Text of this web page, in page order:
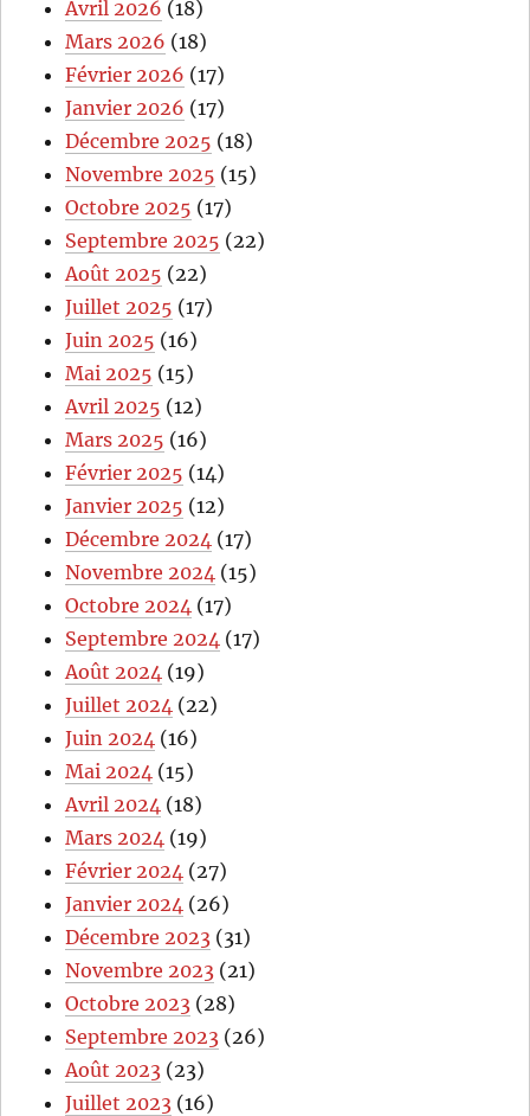
Avril 2026 (18)
Mars 2026 (18)
Février 2026 (17)
Janvier 2026 (17)
Décembre 2025 (18)
Novembre 2025 (15)
Octobre 2025 (17)
Septembre 2025 (22)
Août 2025 (22)
Juillet 2025 (17)
Juin 2025 (16)
Mai 2025 (15)
Avril 2025 (12)
Mars 2025 (16)
Février 2025 (14)
Janvier 2025 (12)
Décembre 2024 (17)
Novembre 2024 (15)
Octobre 2024 (17)
Septembre 2024 (17)
Août 2024 (19)
Juillet 2024 (22)
Juin 2024 (16)
Mai 2024 (15)
Avril 2024 (18)
Mars 2024 (19)
Février 2024 (27)
Janvier 2024 (26)
Décembre 2023 (31)
Novembre 2023 (21)
Octobre 2023 (28)
Septembre 2023 (26)
Août 2023 (23)
Juillet 2023 (16)